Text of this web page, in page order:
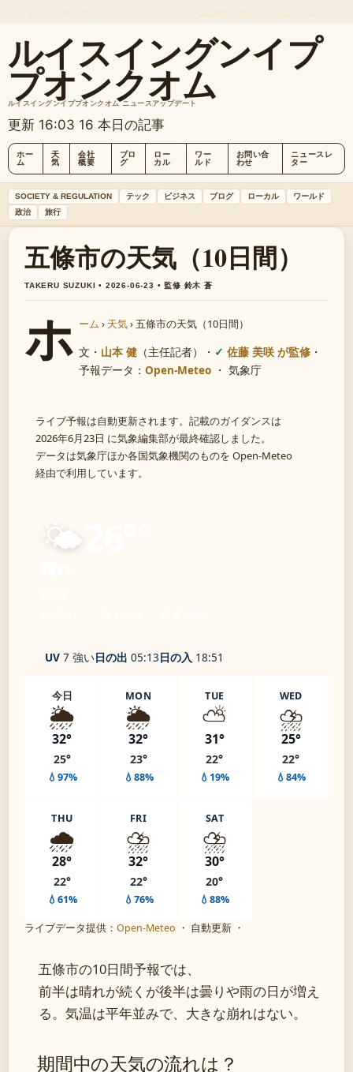
ルイスイングンイプ
プオンクオム
ルイスイングンイププオンクオム ニュースアップデート
更新 16:03 16 本日の記事
ホー
ム
天
気
会社
概要
ブロ
グ
ロー
カル
ワー
ルド
お問い合
わせ
ニュースレ
ター
SOCIETY & REGULATION テック ビジネス ブログ ローカル
ワールド
政治
旅行
五條市の天気（10日間）
TAKERU SUZUKI • 2026-06-23 • 監修 鈴木 蒼
ホ ーム › 天気›五條市の天気（10日間）
文・ 山本 健 （主任記者） ・ 佐藤 美咲 が監修 ・
予報データ： Open-Meteo ・ 気象庁
ライブ予報は自動更新されます。記載のガイダンスは
2026年6月23日 に気象編集部が最終確認しました。
データは気象庁ほか各国気象機関のものを Open-Meteo
経由で利用しています。
🌤️
UV 7 強い日の出 05:13日の入 18:51
今日
🌦️
32°
25°
💧97%
MON
🌦️
32°
23°
💧88%
TUE
⛅
31°
22°
💧19%
WED
⛈️
25°
22°
💧84%
THU
🌧️
28°
22°
💧61%
FRI
⛈️
32°
22°
💧76%
SAT
⛈️
30°
20°
💧88%
ライブデータ提供： Open-Meteo ・ 自動更新 ・
五條市の10日間予報では、
前半は晴れが続くが後半は曇りや雨の日が増え
る。気温は平年並みで、大きな崩れはない。
期間中の天気の流れは？